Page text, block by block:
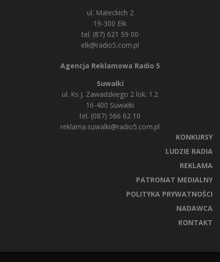
ul. Małeckich 2
19-300 Ełk
tel. (87) 621 59 00
elk@radio5.com.pl
Agencja Reklamowa Radio 5
Suwałki
ul. Ks J. Zawadzkiego 2 lok. 1.2
16-400 Suwałki
tel. (087) 566 62 10
reklama.suwalki@radio5.com.pl
KONKURSY
LUDZIE RADIA
REKLAMA
PATRONAT MEDIALNY
POLITYKA PRYWATNOŚCI
NADAWCA
KONTAKT